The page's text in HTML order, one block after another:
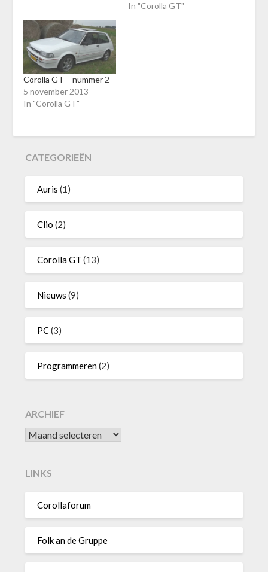
In "Corolla GT"
Corolla GT – nummer 2
5 november 2013
In "Corolla GT"
CATEGORIEËN
Auris (1)
Clio (2)
Corolla GT (13)
Nieuws (9)
PC(3)
Programmeren(2)
ARCHIEF
Archief
LINKS
Corollaforum
Folk an de Gruppe